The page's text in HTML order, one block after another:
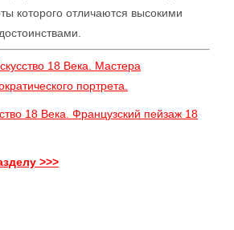
которого отличаются высокими
18 Века. Мастера
портрета.
18 Века. Французский пейзаж 18
>>>